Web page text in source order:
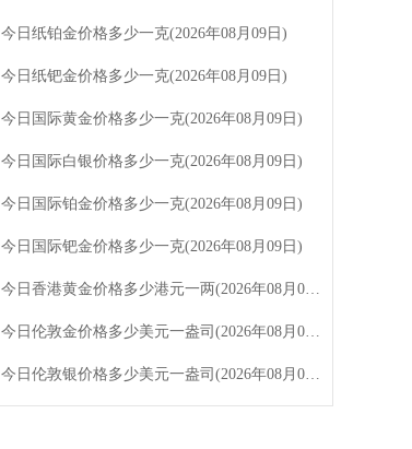
今日纸铂金价格多少一克(2026年08月09日)
今日纸钯金价格多少一克(2026年08月09日)
今日国际黄金价格多少一克(2026年08月09日)
今日国际白银价格多少一克(2026年08月09日)
今日国际铂金价格多少一克(2026年08月09日)
今日国际钯金价格多少一克(2026年08月09日)
今日香港黄金价格多少港元一两(2026年08月09日)
今日伦敦金价格多少美元一盎司(2026年08月09日)
今日伦敦银价格多少美元一盎司(2026年08月09日)